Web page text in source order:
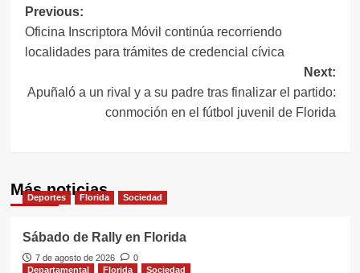
Navegación
de
entradas
Previous:
Oficina Inscriptora Móvil continúa recorriendo
localidades para trámites de credencial cívica
Next:
Apuñaló a un rival y a su padre tras finalizar el partido:
conmoción en el fútbol juvenil de Florida
Más noticias
Deportes Florida Sociedad
Sábado de Rally en Florida
7 de agosto de 2026
0
Departamental
Florida Sociedad